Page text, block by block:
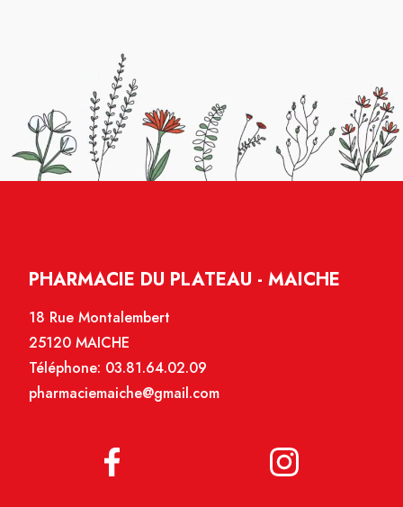
PHARMACIE DU PLATEAU - MAICHE
18 Rue Montalembert
25120 MAICHE
Téléphone: 03.81.64.02.09
pharmaciemaiche@gmail.com